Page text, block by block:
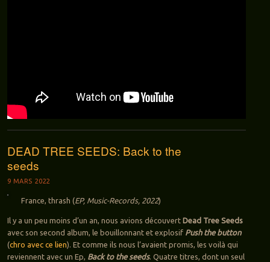
DEAD TREE SEEDS: Back to the
seeds
9 MARS 2022
France, thrash (EP, Music-Records, 2022)
Il y a un peu moins d’un an, nous avions découvert Dead Tree Seeds
avec son second album, le bouillonnant et explosif Push the button
(chro avec ce lien). Et comme ils nous l’avaient promis, les voilà qui
reviennent avec un Ep, Back to the seeds. Quatre titres, dont un seul